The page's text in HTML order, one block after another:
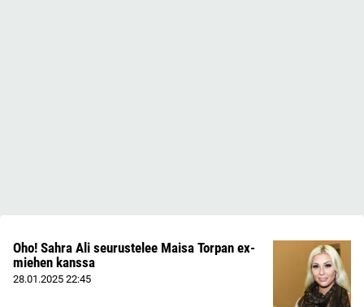
Oho! Sahra Ali seurustelee Maisa Torpan ex-
miehen kanssa
28.01.2025 22:45